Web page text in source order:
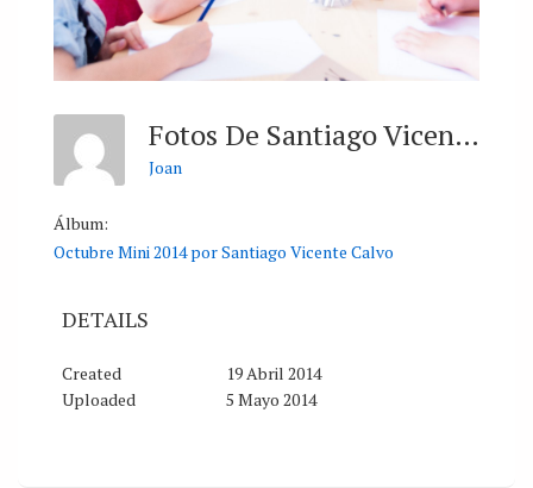
Fotos De Santiago Vicente Calvo
Joan
Álbum:
Octubre Mini 2014 por Santiago Vicente Calvo
DETAILS
Created
19 Abril 2014
Uploaded
5 Mayo 2014